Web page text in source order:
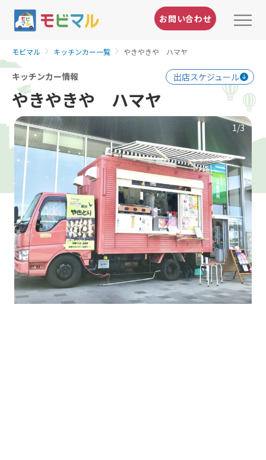
お問い合わせ
モビマル キッチンカー一覧 やきやきや ハマヤ
キッチンカー情報 出店スケジュール
やきやきや ハマヤ
1 /3